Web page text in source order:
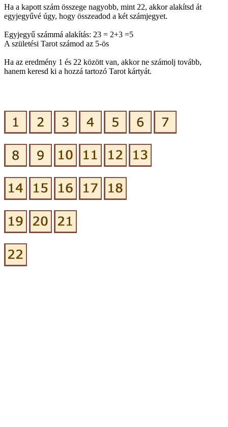
Ha a kapott szám összege nagyobb, mint 22, akkor alakítsd át
egyjegyűvé úgy, hogy összeadod a két számjegyet.
Egyjegyű számmá alakítás: 23 = 2+3 =5
A születési Tarot számod az 5-ös
Ha az eredmény 1 és 22 között van, akkor ne számolj tovább,
hanem keresd ki a hozzá tartozó Tarot kártyát.